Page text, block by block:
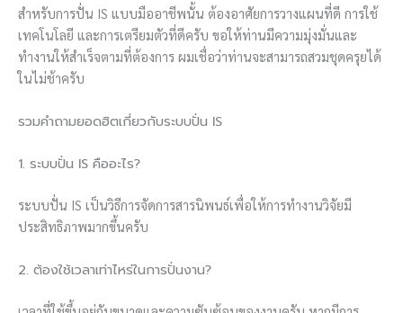
สำหรับการปั่น IS แบบมืออาชีพนั้น ต้องอาศัยการวางแผนที่ดี การใช้
เทคโนโลยี และการเตรียมตัวที่ดีครับ ขอให้ท่านมีความมุ่งมั่นและ
ทำงานให้สำเร็จตามที่ต้องการ ผมเชื่อว่าท่านจะสามารถสวมชุดครุยได้
ในไม่ช้าครับ
รวมคำถามยอดฮิตเกี่ยวกับระบบปั่น IS
1. ระบบปั่น IS คืออะไร?
ระบบปั่น IS เป็นวิธีการจัดการสารนิพนธ์เพื่อให้การทำงานวิจัยมี
ประสิทธิภาพมากขึ้นครับ
2. ต้องใช้เวลาเท่าไหร่ในการปั่นงาน?